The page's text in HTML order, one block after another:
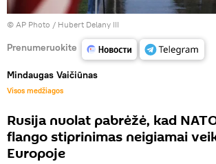
© AP Photo / Hubert Delany III
Prenumeruokite
Mindaugas Vaičiūnas
Visos medžiagos
Rusija nuolat pabrėžė, kad
flango stiprinimas neigiamai
Europoje